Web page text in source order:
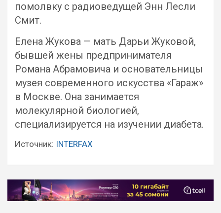
помолвку с радиоведущей Энн Лесли
Смит.
Елена Жукова — мать Дарьи Жуковой,
бывшей жены предпринимателя
Романа Абрамовича и основательницы
музея современного искусства «Гараж»
в Москве. Она занимается
молекулярной биологией,
специализируется на изучении диабета.
Источник: INTERFAX
Навигация
по